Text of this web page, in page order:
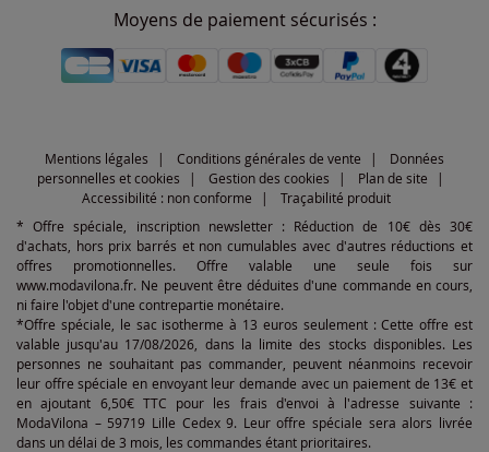
Moyens de paiement sécurisés :
Mentions légales Conditions générales de vente
Données
personnelles et cookies
Gestion des cookies
Plan de site
Accessibilité : non conforme
Traçabilité produit
* Offre spéciale, inscription newsletter : Réduction de 10€ dès 30€
d'achats, hors prix barrés et non cumulables avec d'autres réductions et
offres promotionnelles. Offre valable une seule fois sur
www.modavilona.fr. Ne peuvent être déduites d'une commande en cours,
ni faire l'objet d'une contrepartie monétaire.
*Offre spéciale, le sac isotherme à 13 euros seulement : Cette offre est
valable jusqu'au 17/08/2026, dans la limite des stocks disponibles. Les
personnes ne souhaitant pas commander, peuvent néanmoins recevoir
leur offre spéciale en envoyant leur demande avec un paiement de 13€ et
en ajoutant 6,50€ TTC pour les frais d'envoi à l'adresse suivante :
ModaVilona – 59719 Lille Cedex 9. Leur offre spéciale sera alors livrée
dans un délai de 3 mois, les commandes étant prioritaires.